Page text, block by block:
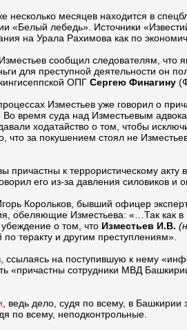
несколько месяцев находится в
«Белый лебедь». Источники
на Урала Рахимова как по
сообщил следователям, что
для преступной деятельности он
ОПГ Сергею Финагину
Изместьев уже говорил о
Во время суда над Изместьевым
ходатайство о том, чтобы
что за покушением стоял не
к террористическому
его из-за давления силовиков и
Корольков, бывший офицер
обеляющие Изместьева: «…Так как
о том, что Изместьев И.В.
теракту и другим преступлениям».
ссылаясь на поступившую к нему
«причастны сотрудники МВД
, ведь дело, судя по всему, в Башкирии
по всему, неподконтрольные.